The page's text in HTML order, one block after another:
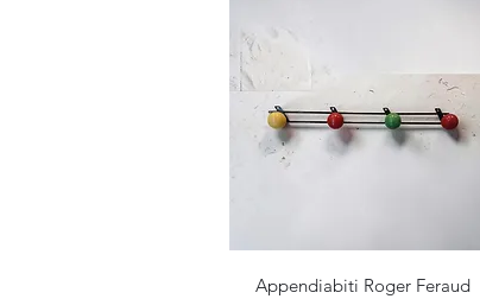
Vista rapida
Appendiabiti Roger Feraud